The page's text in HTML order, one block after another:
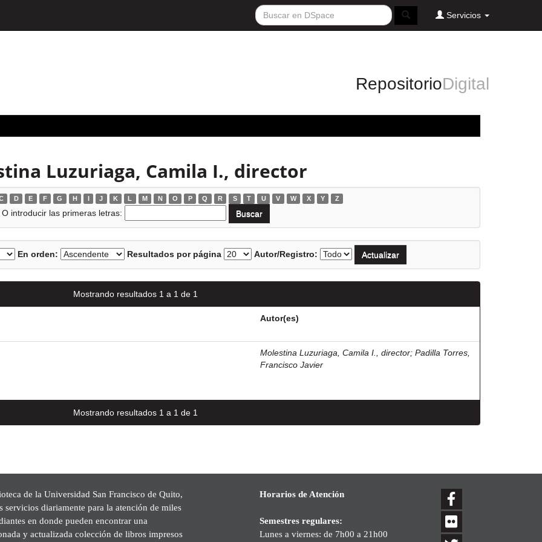
Servicios
RepositorioDigital
Luzuriaga, Camila I., director
D E F G H I J K L M N O P Q R S T U V W X Y Z
O introducir las primeras letras:
En orden: Resultados por página Autor/Registro:
Mostrando resultados 1 a 1 de 1
Autor(es)
Molestina Luzuriaga, Camila I., director; Padilla Torres,
Francisco Javier
Mostrando resultados 1 a 1 de 1
de la Universidad San Francisco de Quito,
servicios diariamente para la atención de miles
en donde pueden encontrar una
y actualizada colección de libros impresos
Horarios de Atención
Semestres regulares:
Lunes a viernes: de 7h00 a 21h00